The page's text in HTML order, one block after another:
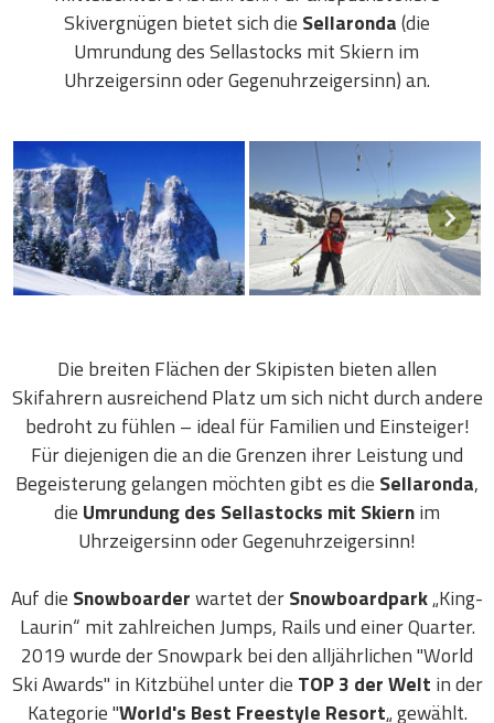
Skivergnügen bietet sich die Sellaronda(die
Umrundung des Sellastocks mit Skiern im
Uhrzeigersinn oder Gegenuhrzeigersinn) an.
Die breiten Flächen der Skipisten bieten allen
Skifahrern ausreichend Platz um sich nicht durch andere
bedroht zu fühlen – ideal für Familien und Einsteiger!
Für diejenigen die an die Grenzen ihrer Leistung und
Begeisterung gelangen möchten gibt es die Sellaronda,
die Umrundung des Sellastocks mit Skiernim
Uhrzeigersinn oder Gegenuhrzeigersinn!
Auf die Snowboarderwartet derSnowboardpark„King-
Laurin“ mit zahlreichen Jumps, Rails und einer Quarter.
2019 wurde der Snowpark bei den alljährlichen "World
Ski Awards" in Kitzbühel unter die TOP 3 der Welt in der
Kategorie "World's Best Freestyle Resort„ gewählt.